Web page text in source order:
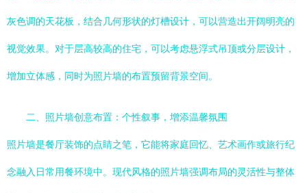
灰色调的天花板，结合几何形状的灯槽设计，可以营造出开阔明亮的
视觉效果。对于层高较高的住宅，可以考虑悬浮式吊顶或分层设计，
增加立体感，同时为照片墙的布置预留背景空间。
二、照片墙创意布置：个性叙事，增添温馨氛围
照片墙是餐厅装饰的点睛之笔，它能将家庭回忆、艺术画作或旅行纪
念融入日常用餐环境中。现代风格的照片墙强调布局的灵活性与整体